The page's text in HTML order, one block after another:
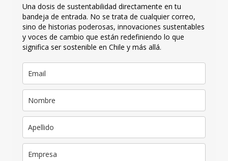
Una dosis de sustentabilidad directamente en tu
bandeja de entrada. No se trata de cualquier correo,
sino de historias poderosas, innovaciones sustentables
y voces de cambio que están redefiniendo lo que
significa ser sostenible en Chile y más allá.